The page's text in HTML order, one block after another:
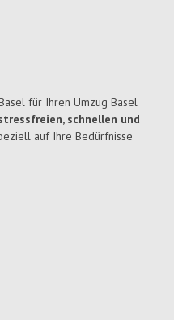
für Ihren Umzug Basel
schnellen und
auf Ihre Bedürfnisse